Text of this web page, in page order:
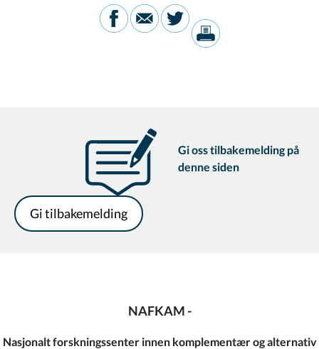
Gi oss tilbakemelding på
denne siden
Gi tilbakemelding
NAFKAM -
Nasjonalt forskningssenter innen komplementær og alternativ